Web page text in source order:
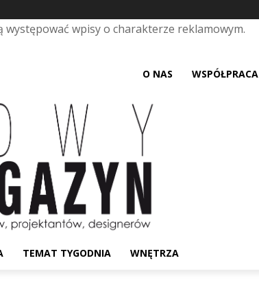
wpisy o charakterze reklamowym.
O NAS WSPÓŁPRACA
TEMAT TYGODNIA WNĘTRZA